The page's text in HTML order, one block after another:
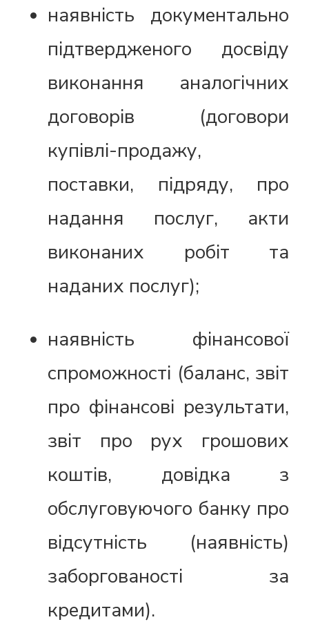
наявність документально
підтвердженого досвіду
виконання аналогічних
договорів (договори
купівлі-продажу,
поставки, підряду, про
надання послуг, акти
виконаних робіт та
наданих послуг);
наявність фінансової
спроможності (баланс, звіт
про фінансові результати,
звіт про рух грошових
коштів, довідка з
обслуговуючого банку про
відсутність (наявність)
заборгованості за
кредитами).